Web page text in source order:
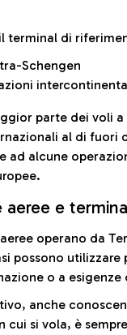
terminal di
Schengen
parte dei voli
al di fuori
ad alcune
aeree e
operano da
possono utilizzare
o a esigenze
anche
cui si vola, è